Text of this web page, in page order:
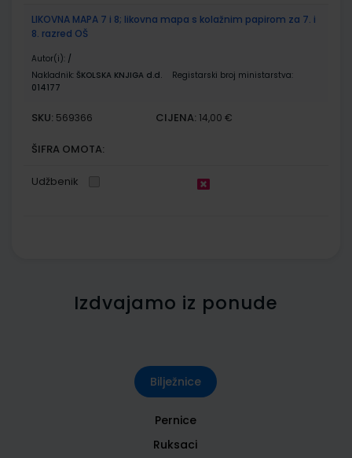
LIKOVNA MAPA 7 i 8; likovna mapa s kolažnim papirom za 7. i
8. razred OŠ
Autor(i): /
Nakladnik: ŠKOLSKA KNJIGA d.d.
Registarski broj ministarstva:
014177
SKU: 569366 CIJENA: 14,00 €
ŠIFRA OMOTA:
Udžbenik
Izdvajamo iz ponude
Bilježnice
Pernice
Ruksaci